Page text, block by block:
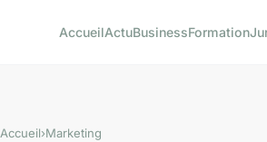
AccueilActuBusinessFormation
Accueil›Marketing